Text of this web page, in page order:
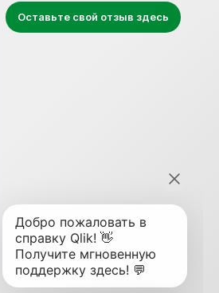
Оставьте свой отзыв здесь